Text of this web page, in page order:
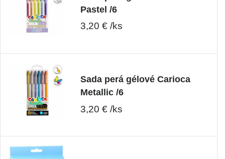
Pastel /6
3,20 € /ks
Sada perá gélové Carioca
Metallic /6
3,20 € /ks